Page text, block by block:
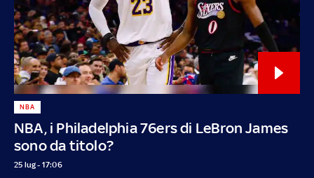
NBA, i Philadelphia 76ers di LeBron James
sono da titolo?
NBA
25 lug - 17:06